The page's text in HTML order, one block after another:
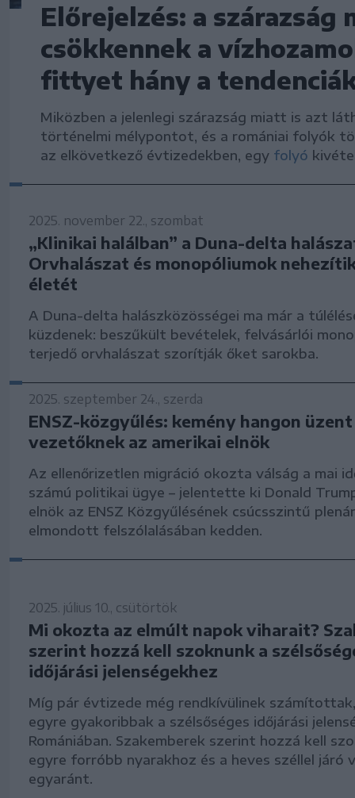
Előrejelzés: a
csökkennek a
fittyet hány a
Miközben a jelenlegi szárazság miatt is azt
történelmi mélypontot, és a romániai folyók
az elkövetkező évtizedekben, egy folyó
2025. november 22., szombat
„Klinikai halálban” a Duna-delta
Orvhalászat és monopóliumok
életét
A Duna-delta halászközösségei ma már a
küzdenek: beszűkült bevételek, felvásárlói
terjedő orvhalászat szorítják őket sarokba.
2025. szeptember 24., szerda
ENSZ-közgyűlés: kemény hangon
vezetőknek az amerikai elnök
Az ellenőrizetlen migráció okozta válság a mai
számú politikai ügye – jelentette ki Donald
elnök az ENSZ Közgyűlésének csúcsszintű
elmondott felszólalásában kedden.
2025. július 10., csütörtök
Mi okozta az elmúlt napok viharait?
szerint hozzá kell szoknunk a
időjárási jelenségekhez
Míg pár évtizede még rendkívülinek
egyre gyakoribbak a szélsőséges időjárási
Romániában. Szakemberek szerint hozzá kell
egyre forróbb nyarakhoz és a heves széllel járó
egyaránt.